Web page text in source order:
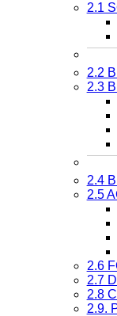
2.1
2.2
2.3
2.4
2.5
2.6
2.7
2.8
2.9.